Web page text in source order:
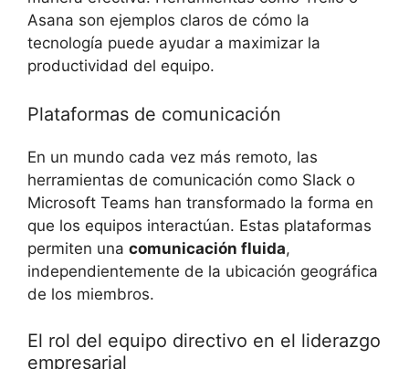
Asana son ejemplos claros de cómo la
tecnología puede ayudar a maximizar la
productividad del equipo.
Plataformas de comunicación
En un mundo cada vez más remoto, las
herramientas de comunicación como Slack o
Microsoft Teams han transformado la forma en
que los equipos interactúan. Estas plataformas
permiten una comunicación fluida,
independientemente de la ubicación geográfica
de los miembros.
El rol del equipo directivo en el liderazgo
empresarial